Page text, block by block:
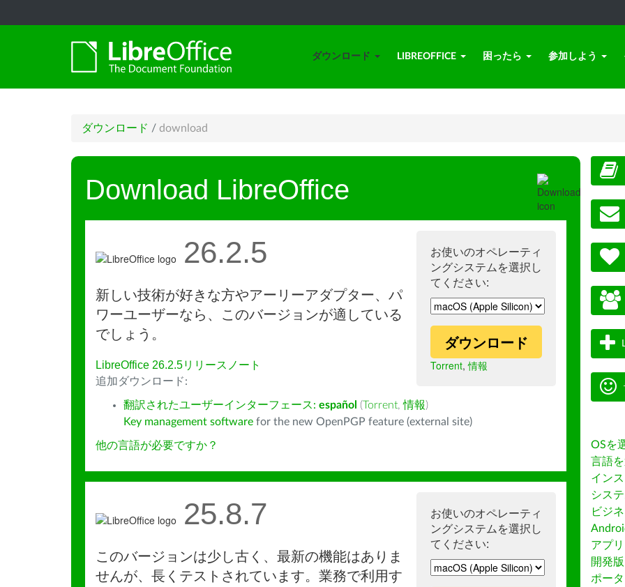
ダウンロード LIBREOFFICE 困ったら 参加しよう
ダウンロード / download
Download LibreOffice
お使いのオペレーティ
ングシステムを選択し
てください:
ダウンロード
Torrent,情報
26.2.5
新しい技術が好きな方やアーリーアダプター、パ
ワーユーザーなら、このバージョンが適している
でしょう。
LibreOffice 26.2.5リリースノート
追加ダウンロード:
翻訳されたユーザーインターフェース: español (Torrent,情報)
Key management software for the new OpenPGP feature (external site)
他の言語が必要ですか？
お使いのオペレーティ
ングシステムを選択し
てください:
25.8.7
このバージョンは少し古く、最新の機能はありま
せんが、長くテストされています。業務で利用す
OSを
言語
イン
シス
ビジ
アプ
開発版
ポー